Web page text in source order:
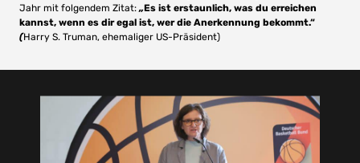
Jahr mit folgendem Zitat: „Es ist erstaunlich, was du erreichen
kannst, wenn es dir egal ist, wer die Anerkennung bekommt.“
(Harry S. Truman, ehemaliger US-Präsident)